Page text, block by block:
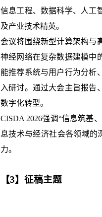
信息工程、数据科学、人工
及产业技术精英。
会议将围绕新型计算架构与
神经网络在复杂数据建模中
能推荐系统与用户行为分析
入研讨。通过大会主旨报告
数字化转型。
CISDA 2026强调“信息筑基
息技术与经济社会各领域的
力。
【3】征稿主题